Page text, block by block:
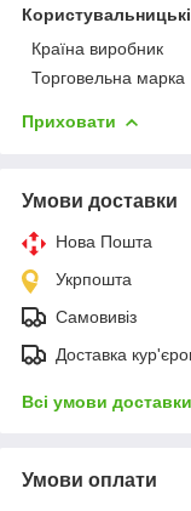
Країна виробник
Торговельна марка
Приховати
Умови доставки
Нова Пошта
Укрпошта
Самовивіз
Доставка
Всі умови доставки
Умови оплати